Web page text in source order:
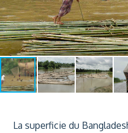
La superficie du